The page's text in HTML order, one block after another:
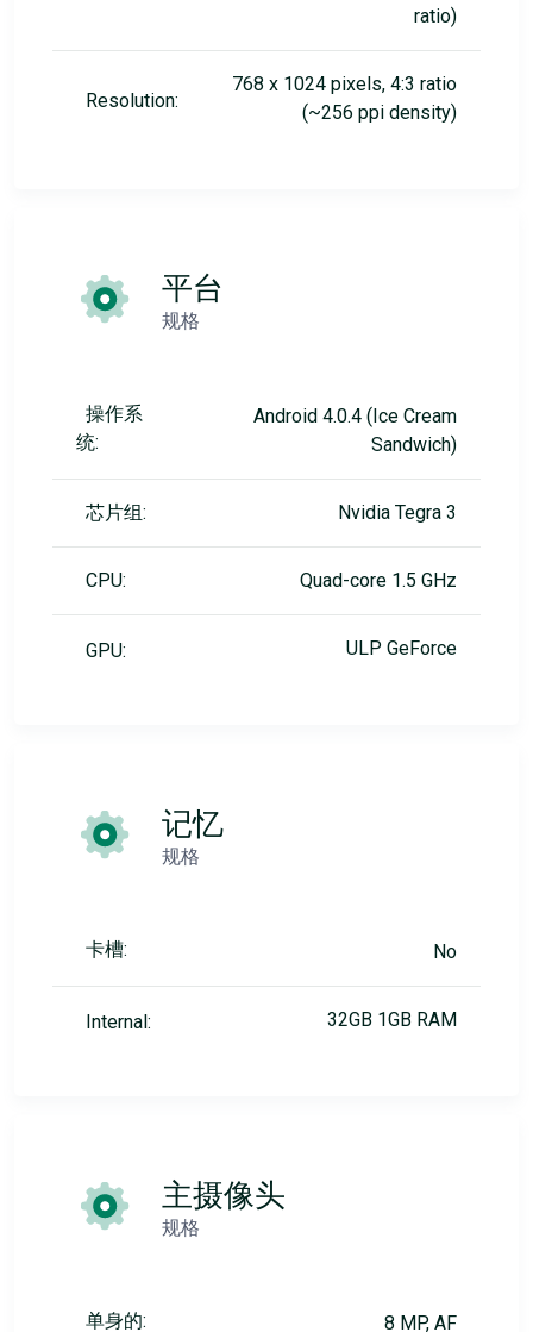
ratio)
Resolution:
768 x 1024 pixels, 4:3 ratio
(~256 ppi density)
平台
规格
操作系
统:
Android 4.0.4 (Ice Cream
Sandwich)
芯片组: Nvidia Tegra 3
CPU: Quad-core 1.5 GHz
GPU: ULP GeForce
记忆
规格
卡槽: No
Internal: 32GB 1GB RAM
主摄像头
规格
单身的: 8 MP, AF